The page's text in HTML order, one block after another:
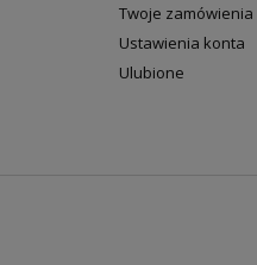
Twoje zamówienia
Ustawienia konta
Ulubione